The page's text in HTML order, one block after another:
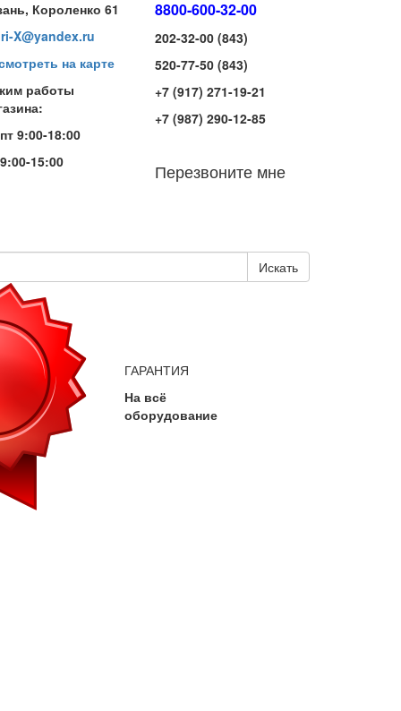
Короленко 61
X@yandex.ru
на карте
работы
9:00-18:00
15:00
8800-600-32-00
202-32-00 (843)
520-77-50 (843)
+7 (917) 271-19-21
+7 (987) 290-12-85
Перезвоните мне
Искать
ГАРАНТИЯ
На всё
оборудование